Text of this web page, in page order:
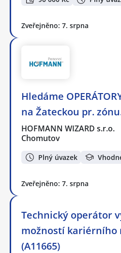
Zveřejněno: 7. srpna
Hledáme
na Žateckou pr.
HOFMANN WIZARD s.r.o.
Chomutov
Plný úvazek
Zveřejněno: 7. srpna
Technický operátor
možností kariérního
(A11665)